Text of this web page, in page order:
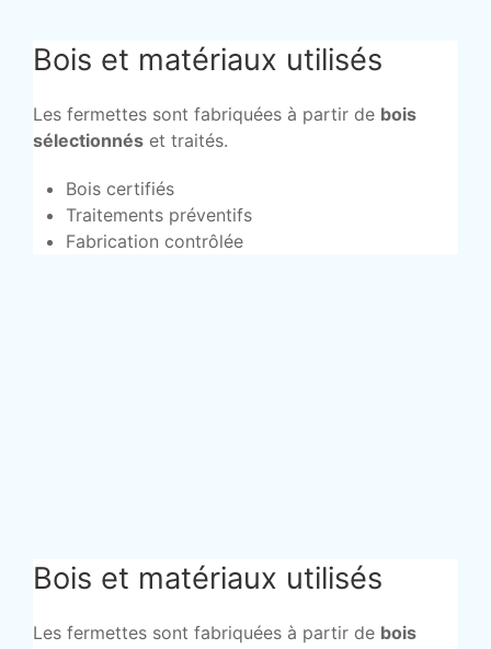
Bois et matériaux utilisés
Les fermettes sont fabriquées à partir de bois
sélectionnés et traités.
Bois certifiés
Traitements préventifs
Fabrication contrôlée
Bois et matériaux utilisés
Les fermettes sont fabriquées à partir de bois